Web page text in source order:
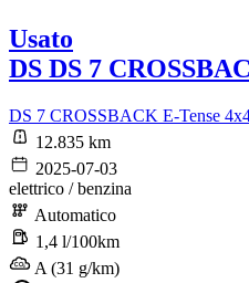
Usato
DS DS 7
DS 7 CROSSBACK E-Tense
12.835 km
2025-07-03
elettrico / benzina
Automatico
1,4 l/100km
A (31 g/km)